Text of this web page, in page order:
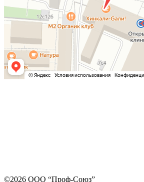
©2026 ООО “Проф-Союз”